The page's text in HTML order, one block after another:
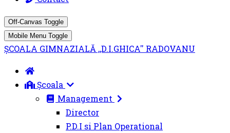
Off-Canvas Toggle
Mobile Menu Toggle
ȘCOALA GIMNAZIALĂ ,,D.I.GHICA'' RADOVANU
Școala
Management
Director
P.D.I si Plan Operational